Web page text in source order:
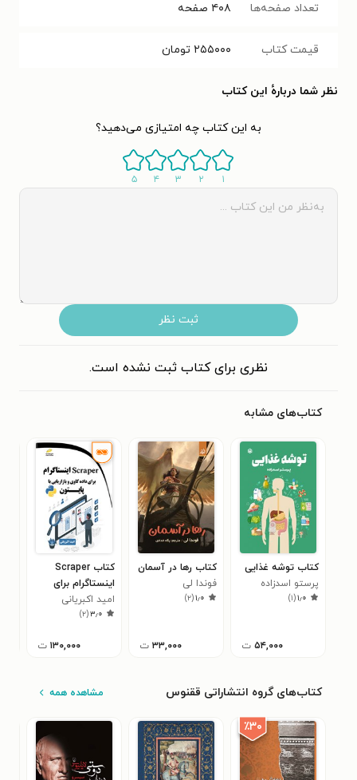
تعداد صفحه‌ها ۴۰۸ صفحه
قیمت کتاب ۲۵۵۰۰۰ تومان
نظر شما دربارهٔ این کتاب
به این کتاب چه امتیازی می‌دهید؟
۱ ۲ ۳ ۴ ۵
ثبت نظر
نظری برای کتاب ثبت نشده است.
کتاب‌های مشابه
کتاب توشه غذایی
پرستو اسدزاده
۱٫۰(۱)
۵۴,۰۰۰ ت
کتاب رها در آسمان
فوندا لی
۱٫۰(۲)
۳۳,۰۰۰ ت
کتاب Scraper
اینستاگرام برای
داده کاوی و
بازاریابی با پایتون
امید اکبریانی
۳٫۰(۲)
۱۳۰,۰۰۰ ت
کتاب‌های گروه انتشاراتی ققنوس مشاهده همه
٪۳۰